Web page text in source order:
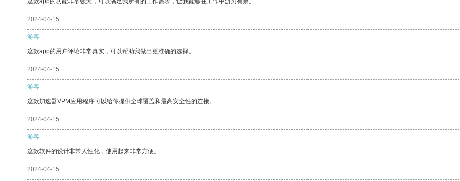
2024-04-15
游客
这款app的用户评论非常真实，可以帮助我做出更准确的选择。
2024-04-15
游客
这款加速器VPM应用程序可以给你提供全球覆盖和最高安全性的连接。
2024-04-15
游客
这款软件的设计非常人性化，使用起来非常方便。
2024-04-15